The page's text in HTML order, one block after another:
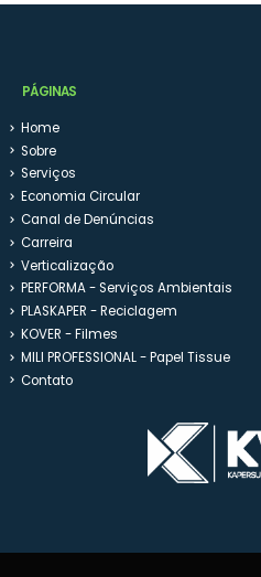
PÁGINAS
Home
Sobre
Serviços
Economia Circular
Canal de Denúncias
Carreira
Verticalização
PERFORMA - Serviços Ambientais
PLASKAPER - Reciclagem
KOVER - Filmes
MILI PROFESSIONAL - Papel Tissue
Contato